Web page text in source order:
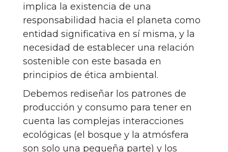
implica la existencia de una
responsabilidad hacia el planeta como
entidad significativa en sí misma, y la
necesidad de establecer una relación
sostenible con este basada en
principios de ética ambiental.
Debemos rediseñar los patrones de
producción y consumo para tener en
cuenta las complejas interacciones
ecológicas (el bosque y la atmósfera
son solo una pequeña parte) y los